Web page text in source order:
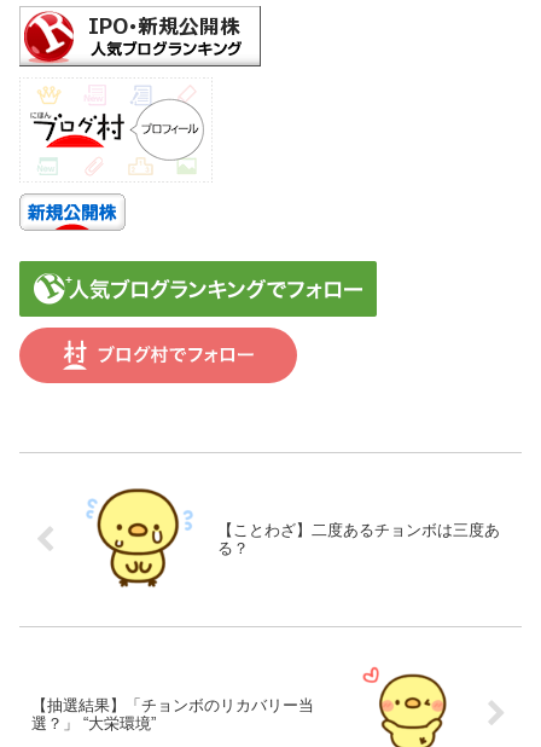
【ことわざ】二度あるチョンボは三度あ
る？
【抽選結果】「チョンボのリカバリー当
選？」 “大栄環境”